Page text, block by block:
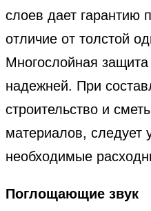
слоев дает гарантию
отличие от толстой
Многослойная защита
надежней. При
строительство и
материалов, следует
необходимые
Поглощающие звук